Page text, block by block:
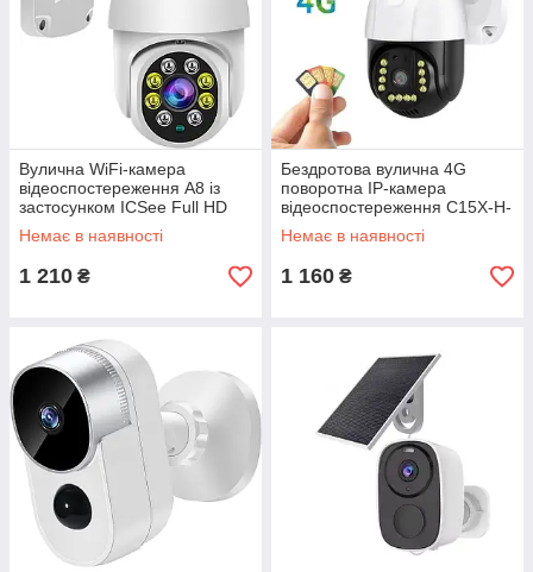
Вулична WiFi-камера
відеоспостереження A8 із
застосунком ICSee Full HD
1080P з датчиком руху
Немає в наявності
1 210 ₴
Бездротова вулична 4G
поворотна IP-камера
відеоспостереження C15X-H-
4G із SIM-карткою Full HD
1080P
Немає в наявності
1 160 ₴